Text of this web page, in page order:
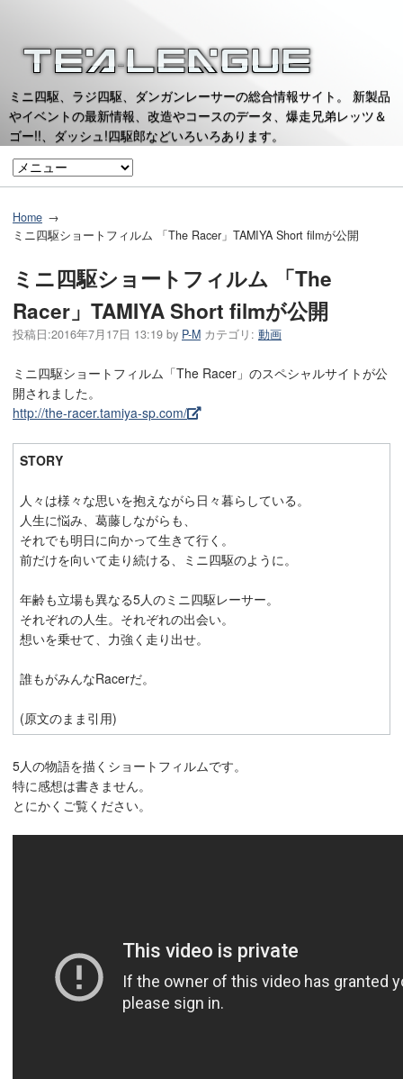
ミニ四駆、ラジ四駆、ダンガンレーサーの総合情報サイト。 新製品
やイベントの最新情報、改造やコースのデータ、爆走兄弟レッツ＆
ゴー!!、ダッシュ!四駆郎などいろいろあります。
Home
ミニ四駆ショートフィルム 「The Racer」TAMIYA Short filmが公開
ミニ四駆ショートフィルム 「The
Racer」TAMIYA Short filmが公開
投稿日:2016年7月17日 13:19 by P-M カテゴリ: 動画
ミニ四駆ショートフィルム「The Racer」のスペシャルサイトが公
開されました。
http://the-racer.tamiya-sp.com/
STORY
人々は様々な思いを抱えながら日々暮らしている。
人生に悩み、葛藤しながらも、
それでも明日に向かって生きて行く。
前だけを向いて走り続ける、ミニ四駆のように。
年齢も立場も異なる5人のミニ四駆レーサー。
それぞれの人生。それぞれの出会い。
想いを乗せて、力強く走り出せ。
誰もがみんなRacerだ。
(原文のまま引用)
5人の物語を描くショートフィルムです。
特に感想は書きません。
とにかくご覧ください。